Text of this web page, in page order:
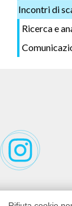
Incontri di
Ricerca e